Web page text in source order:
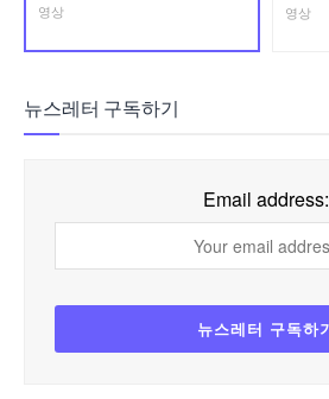
영상 영상
뉴스레터 구독하기
Email address: